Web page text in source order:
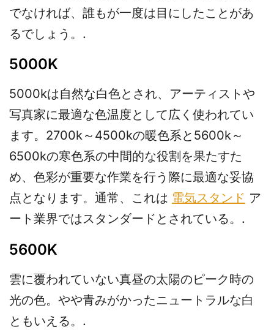
でなければ、誰もが一度は目にしたことがあ
るでしょう。.
5000K
5000kは自然な白色とされ、アーティストや
写真家に最適な色温度として広く使われてい
ます。2700k～4500kの暖色系と5600k～
6500kの寒色系の中間的な役割を果たすた
め、色彩が重要な作業を行う際に最適な妥協
点となります。通常、これは 電気スタンド ア
ート業界ではスタンダードとされている。.
5600K
雲に覆われていない真昼の太陽のピーク時の
光の色。やや青みがかったニュートラルな白
ともいえる。.